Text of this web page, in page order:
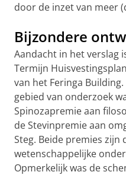
door de inzet van meer
Bijzondere
Aandacht in het verslag
Termijn
van het Feringa
gebied van onderzoek
Spinozapremie aan
de Stevinpremie aan
Steg. Beide premies zijn
wetenschappelijke
Opmerkelijk was de